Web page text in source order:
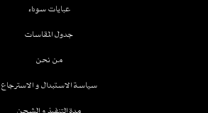
عبايات سوداء
جدول المقاسات
من نحن
سياسة الاستبدال و الاسترجاع
مدة التنفيذ و الشحن